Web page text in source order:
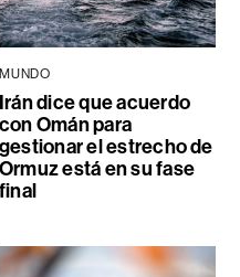
MUNDO
Irán dice que acuerdo
con Omán para
gestionar el estrecho de
Ormuz está en su fase
final